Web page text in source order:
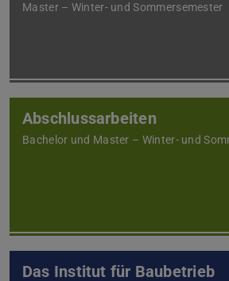
Master – Winter- und Sommersemester
Abschlussarbeiten
Bachelor und Master – Winter- und
Das Institut für Baubetrieb